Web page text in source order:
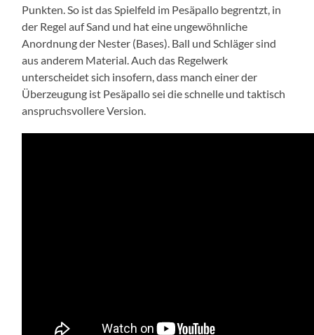
Punkten. So ist das Spielfeld im Pesäpallo begrentzt, in
der Regel auf Sand und hat eine ungewöhnliche
Anordnung der Nester (Bases). Ball und Schläger sind
aus anderem Material. Auch das Regelwerk
unterscheidet sich insofern, dass manch einer der
Überzeugung ist Pesäpallo sei die schnelle und taktisch
anspruchsvollere Version.